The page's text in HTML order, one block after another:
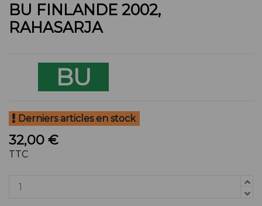
BU FINLANDE 2002,
RAHASARJA
BU
Derniers articles en stock
32,00 €
TTC